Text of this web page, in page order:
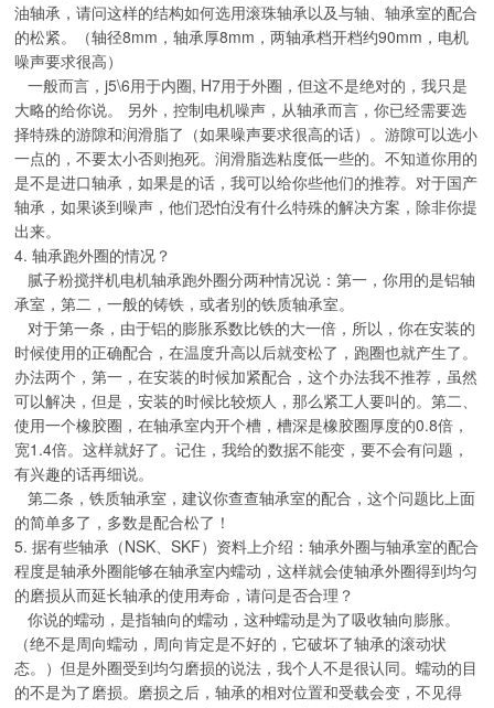
油轴承，请问这样的结构如何选用滚珠轴承以及与轴、轴承室的配合
的松紧。（轴径8mm，轴承厚8mm，两轴承档开档约90mm，电机
噪声要求很高）
一般而言，j5\6用于内圈, H7用于外圈，但这不是绝对的，我只是
大略的给你说。 另外，控制电机噪声，从轴承而言，你已经需要选
择特殊的游隙和润滑脂了（如果噪声要求很高的话）。游隙可以选小
一点的，不要太小否则抱死。润滑脂选粘度低一些的。不知道你用的
是不是进口轴承，如果是的话，我可以给你些他们的推荐。对于国产
轴承，如果谈到噪声，他们恐怕没有什么特殊的解决方案，除非你提
出来。
4. 轴承跑外圈的情况？
腻子粉搅拌机电机轴承跑外圈分两种情况说：第一，你用的是铝轴
承室，第二，一般的铸铁，或者别的铁质轴承室。
对于第一条，由于铝的膨胀系数比铁的大一倍，所以，你在安装的
时候使用的正确配合，在温度升高以后就变松了，跑圈也就产生了。
办法两个，第一，在安装的时候加紧配合，这个办法我不推荐，虽然
可以解决，但是，安装的时候比较烦人，那么紧工人要叫的。第二、
使用一个橡胶圈，在轴承室内开个槽，槽深是橡胶圈厚度的0.8倍，
宽1.4倍。这样就好了。记住，我给的数据不能变，要不会有问题，
有兴趣的话再细说。
第二条，铁质轴承室，建议你查查轴承室的配合，这个问题比上面
的简单多了，多数是配合松了！
5. 据有些轴承（NSK、SKF）资料上介绍：轴承外圈与轴承室的配合
程度是轴承外圈能够在轴承室内蠕动，这样就会使轴承外圈得到均匀
的磨损从而延长轴承的使用寿命，请问是否合理？
你说的蠕动，是指轴向的蠕动，这种蠕动是为了吸收轴向膨胀。
（绝不是周向蠕动，周向肯定是不好的，它破坏了轴承的滚动状
态。）但是外圈受到均匀磨损的说法，我个人不是很认同。蠕动的目
的不是为了磨损。磨损之后，轴承的相对位置和受载会变，不见得